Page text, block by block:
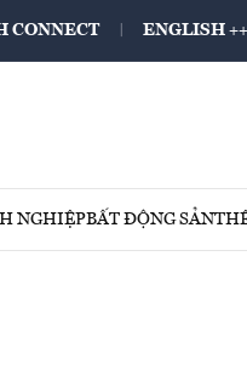
CONNECT ENGLISH ++
NGHIỆPBẤT ĐỘNG SẢN